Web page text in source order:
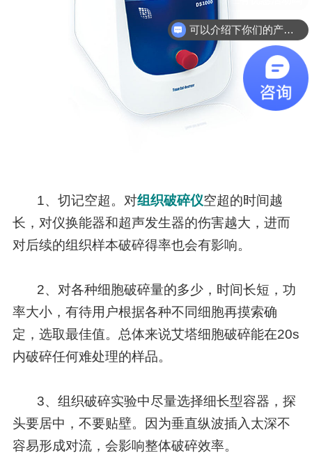
1、切记空超。对组织破碎仪空超的时间越
长，对仪换能器和超声发生器的伤害越大，进而
对后续的组织样本破碎得率也会有影响。
2、对各种细胞破碎量的多少，时间长短，功
率大小，有待用户根据各种不同细胞再摸索确
定，选取最佳值。总体来说艾塔细胞破碎能在20s
内破碎任何难处理的样品。
3、组织破碎实验中尽量选择细长型容器，探
头要居中，不要贴壁。因为垂直纵波插入太深不
容易形成对流，会影响整体破碎效率。
可以介绍下你们的产品么